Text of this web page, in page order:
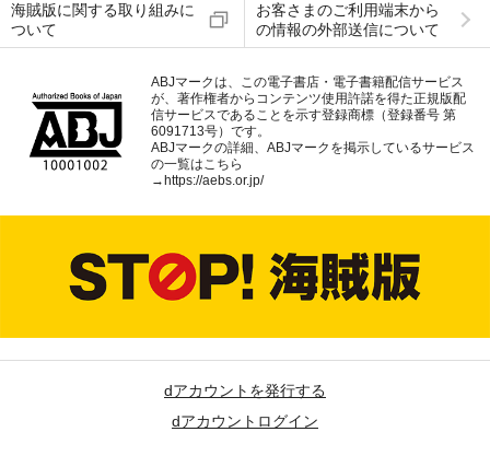
海賊版に関する取り組みに
ついて
お客さまのご利用端末から
の情報の外部送信について
ABJマークは、この電子書店・電子書籍配信サービス
が、著作権者からコンテンツ使用許諾を得た正規版配
信サービスであることを示す登録商標（登録番号 第
6091713号）です。
ABJマークの詳細、ABJマークを掲示しているサービス
の一覧はこちら
→ https://aebs.or.jp/
dアカウントを発行する
dアカウントログイン